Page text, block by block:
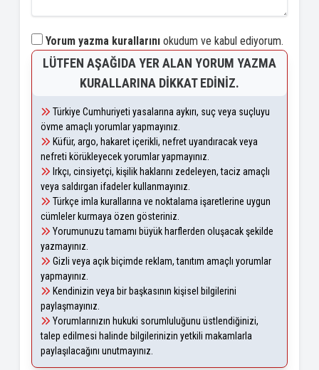
Yorum yazma kurallarını okudum ve kabul ediyorum.
LÜTFEN AŞAĞIDA YER ALAN YORUM YAZMA
KURALLARINA DIKKAT EDINIZ.
Türkiye Cumhuriyeti yasalarına aykırı, suç veya suçluyu
övme amaçlı yorumlar yapmayınız.
Küfür, argo, hakaret içerikli, nefret uyandıracak veya
nefreti körükleyecek yorumlar yapmayınız.
Irkçı, cinsiyetçi, kişilik haklarını zedeleyen, taciz amaçlı
veya saldırgan ifadeler kullanmayınız.
Türkçe imla kurallarına ve noktalama işaretlerine uygun
cümleler kurmaya özen gösteriniz.
Yorumunuzu tamamı büyük harflerden oluşacak şekilde
yazmayınız.
Gizli veya açık biçimde reklam, tanıtım amaçlı yorumlar
yapmayınız.
Kendinizin veya bir başkasının kişisel bilgilerini
paylaşmayınız.
Yorumlarınızın hukuki sorumluluğunu üstlendiğinizi,
talep edilmesi halinde bilgilerinizin yetkili makamlarla
paylaşılacağını unutmayınız.